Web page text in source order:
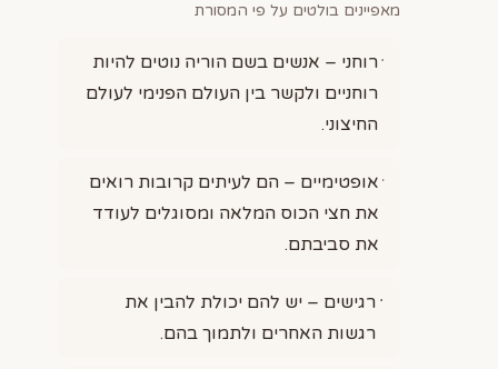
מאפיינים בולטים על פי המסורת
רוחני – אנשים בשם הוריה נוטים להיות
רוחניים ולקשר בין העולם הפנימי לעולם
החיצוני.
אופטימיים – הם לעיתים קרובות רואים
את חצי הכוס המלאה ומסוגלים לעודד
את סביבתם.
רגישים – יש להם יכולת להבין את
רגשות האחרים ולתמוך בהם.